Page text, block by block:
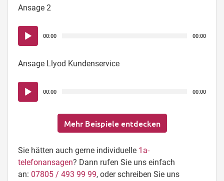
Ansage 2
Audio-
Player
00:00 00:00
Ansage Llyod Kundenservice
Audio-
Player
00:00 00:00
Mehr Beispiele entdecken
Sie hätten auch gerne individuelle 1a-
telefonansagen? Dann rufen Sie uns einfach
an: 07805 / 493 99 99, oder schreiben Sie uns